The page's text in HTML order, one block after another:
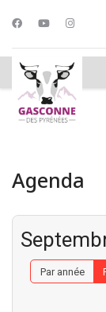
Agenda
Par année